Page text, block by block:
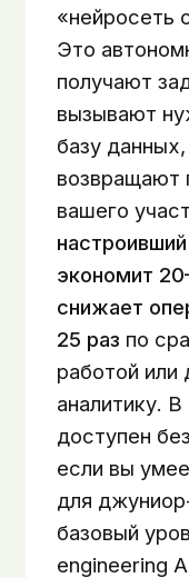
«нейросеть
Это
получают
вызывают
базу
возвращают
вашего
настроивший
экономит
снижает
25 раз по
работой или
аналитику.
доступен
если вы
для
базовый
engineering